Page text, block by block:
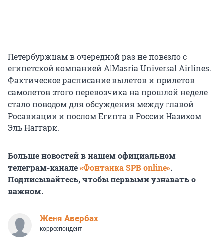
Петербуржцам в очередной раз не повезло с
египетской компанией AlMasria Universal Airlines.
Фактическое расписание вылетов и прилетов
самолетов этого перевозчика на прошлой неделе
стало поводом для обсуждения между главой
Росавиации и послом Египта в России Назихом
Эль Наггари.
Больше новостей в нашем официальном
телеграм-канале«Фонтанка SPB online».
Подписывайтесь, чтобы первыми узнавать о
важном.
Женя Авербах
корреспондент